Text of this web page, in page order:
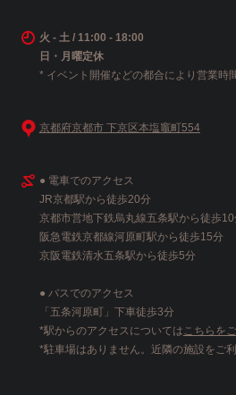
火 - 土 / 11:00 - 18:00
日・月曜定休
* イベント開催などの都合により営業時
京都府京都市 下京区本塩竈町554
● 電車でのアクセス
JR京都駅から徒歩20分
京都市営地下鉄烏丸線五条駅から徒歩10
阪急電鉄京都線河原町駅から徒歩15分
京阪電鉄清水五条駅から徒歩5分
● バスでのアクセス
「五条河原町」下車徒歩3分
*駅からのアクセスについてはこちらを
*駐車場はありません。近隣の施設をご利